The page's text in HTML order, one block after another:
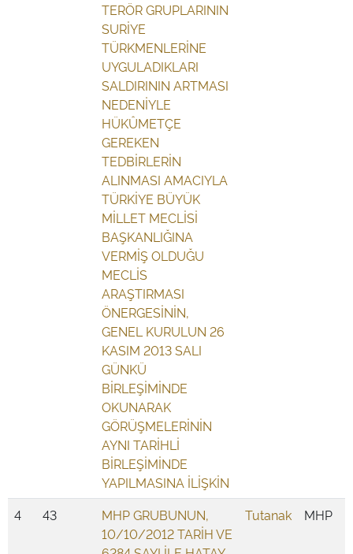
TERÖR GRUPLARININ
SURİYE
TÜRKMENLERİNE
UYGULADIKLARI
SALDIRININ ARTMASI
NEDENİYLE
HÜKÛMETÇE
GEREKEN
TEDBİRLERİN
ALINMASI AMACIYLA
TÜRKİYE BÜYÜK
MİLLET MECLİSİ
BAŞKANLIĞINA
VERMİŞ OLDUĞU
MECLİS
ARAŞTIRMASI
ÖNERGESİNİN,
GENEL KURULUN 26
KASIM 2013 SALI
GÜNKÜ
BİRLEŞİMİNDE
OKUNARAK
GÖRÜŞMELERİNİN
AYNI TARİHLİ
BİRLEŞİMİNDE
YAPILMASINA İLİŞKİN
4 43
MHP GRUBUNUN,
10/10/2012 TARİH VE
Tutanak MHP